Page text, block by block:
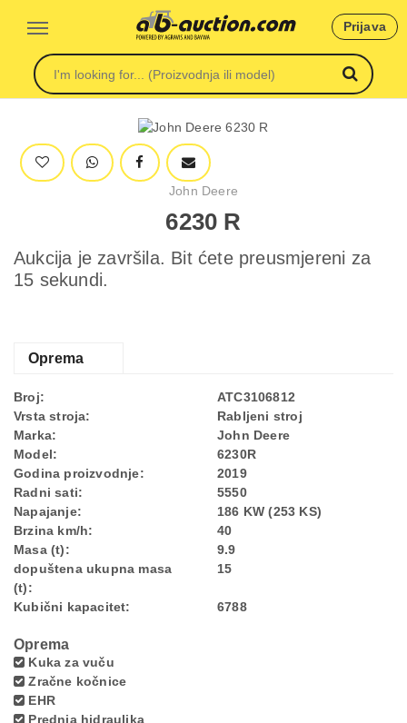
Prijava
John Deere
6230 R
Aukcija je završila. Bit ćete preusmjereni za
15 sekundi.
Oprema
Broj:
ATC3106812
Vrsta stroja:
Rabljeni stroj
Marka:
John Deere
Model:
6230R
Godina proizvodnje:
2019
Radni sati:
5550
Napajanje:
186 KW (253 KS)
Brzina km/h:
40
Masa (t):
9.9
dopuštena ukupna masa
(t):
15
Kubični kapacitet: 6788
Oprema
Kuka za vuču
Zračne kočnice
EHR
Prednja hidraulika